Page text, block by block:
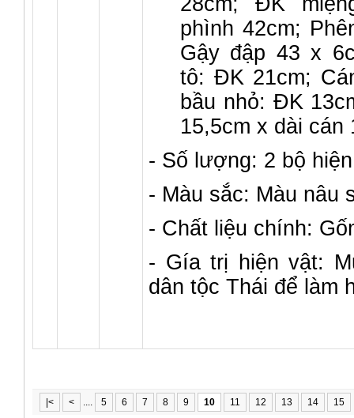
phình 42cm;
Gậy đập 43 x
tô: ĐK 21cm;
bầu nhỏ: ĐK
15,5cm x dài cán
- Số lượng: 2 bộ
- Màu sắc: Màu nâu
- Chất liệu chính:
- Gía trị hiện vật:
dân tộc Thái để làm
|< < .... 5 6 7 8 9 10 11 12 13 14 15